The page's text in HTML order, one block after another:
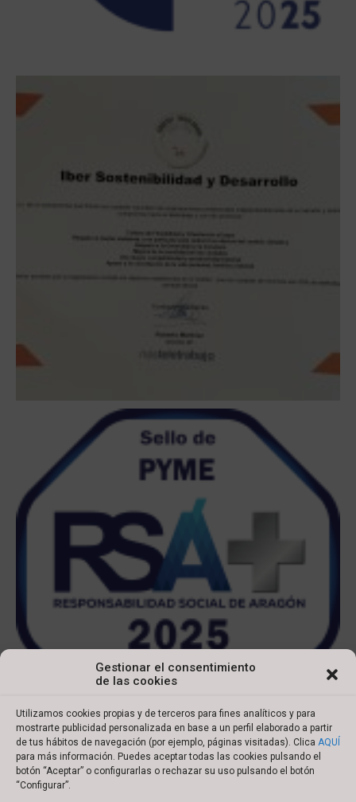
Gestionar el consentimiento
de las cookies
Utilizamos cookies propias y de terceros para fines analíticos y para
mostrarte publicidad personalizada en base a un perfil elaborado a partir
de tus hábitos de navegación (por ejemplo, páginas visitadas). Clica AQUÍ
para más información. Puedes aceptar todas las cookies pulsando el
botón “Aceptar” o configurarlas o rechazar su uso pulsando el botón
“Configurar”.
Copyright © 2022 Ibersyd